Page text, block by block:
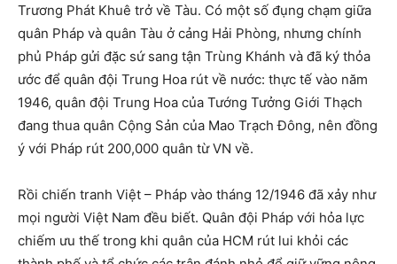
Trương Phát Khuê trở về Tàu. Có một số đụng chạm giữa
quân Pháp và quân Tàu ở cảng Hải Phòng, nhưng chính
phủ Pháp gửi đặc sứ sang tận Trùng Khánh và đã ký thỏa
ước để quân đội Trung Hoa rút về nước: thực tế vào năm
1946, quân đội Trung Hoa của Tướng Tưởng Giới Thạch
đang thua quân Cộng Sản của Mao Trạch Đông, nên đồng
ý với Pháp rút 200,000 quân từ VN về.
Rồi chiến tranh Việt – Pháp vào tháng 12/1946 đã xảy như
mọi người Việt Nam đều biết. Quân đội Pháp với hỏa lực
chiếm ưu thế trong khi quân của HCM rút lui khỏi các